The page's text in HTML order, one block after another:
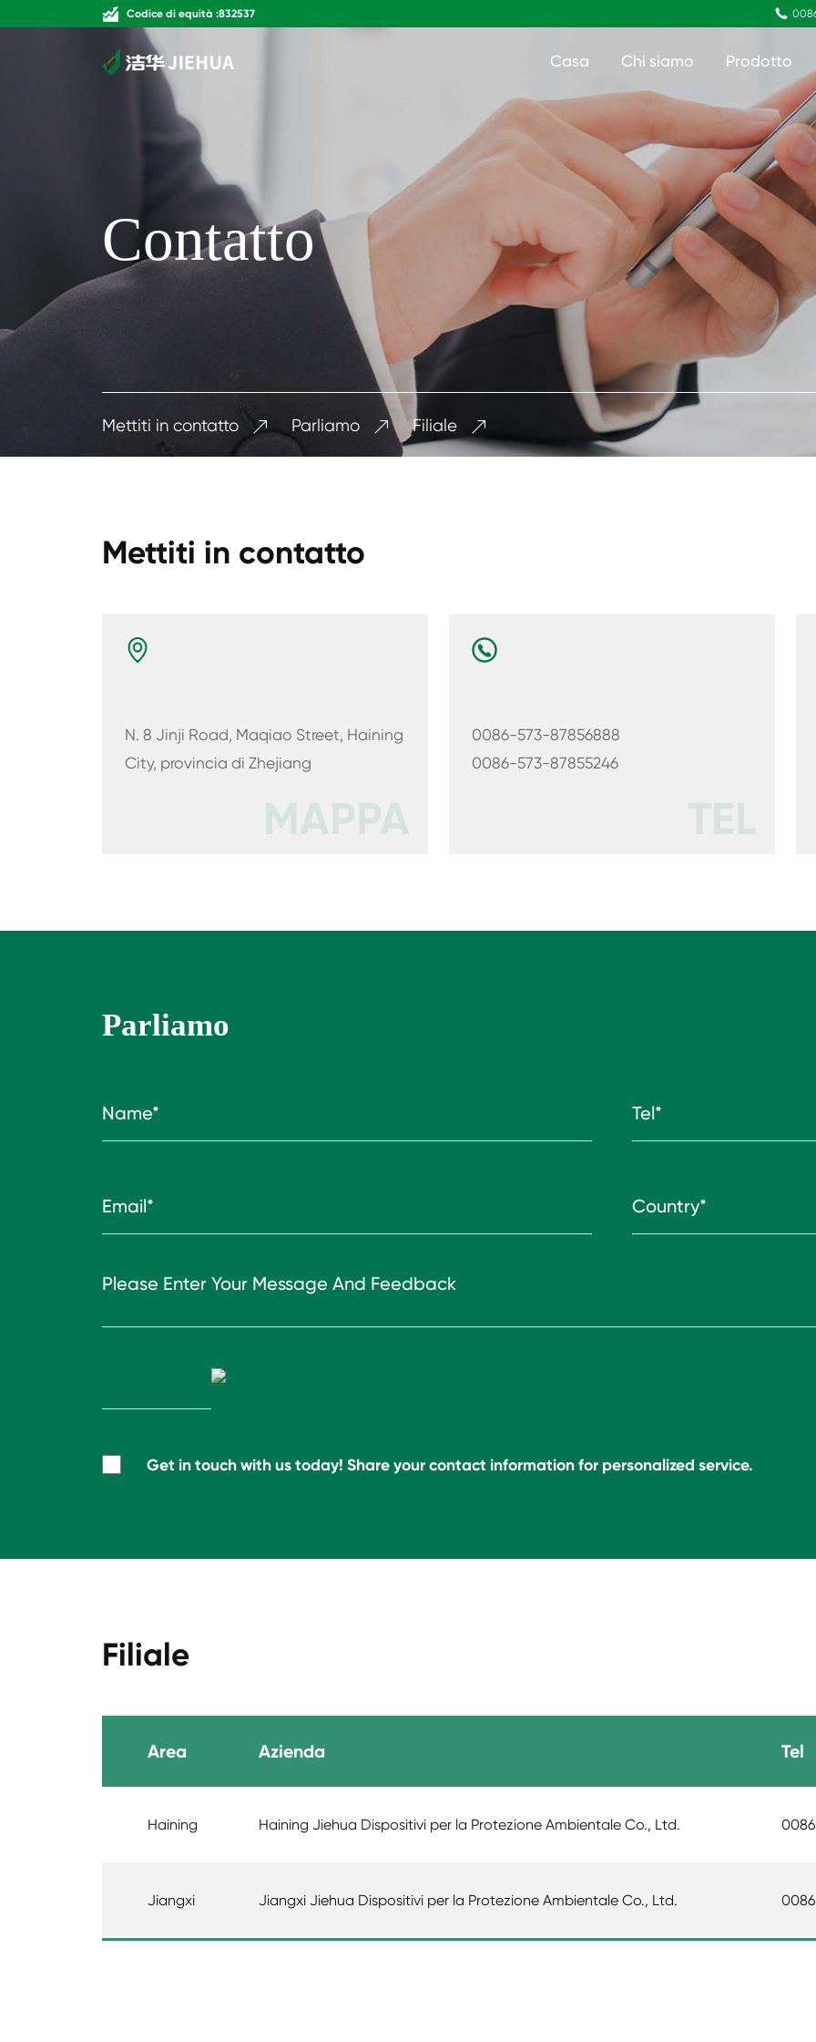
Codice di equità :832537 
Casa Chi siamo Prodotto
Contatto
Mettiti in contatto  Parliamo  Filiale 
Mettiti in contatto
N. 8 Jinji Road, Maqiao Street, Haining
City, provincia di Zhejiang
MAPPA
0086-573-87856888
0086-573-87855246
TEL
Parliamo
Get in touch with us today! Share your contact information for personalized service.
Filiale
Area Azienda Tel
Haining Haining Jiehua Dispositivi per la Protezione Ambientale Co., Ltd.
Jiangxi Jiangxi Jiehua Dispositivi per la Protezione Ambientale Co., Ltd.